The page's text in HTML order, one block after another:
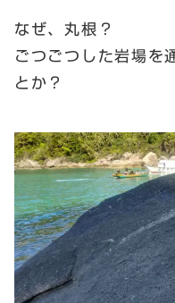
なぜ、丸根？
ごつごつした岩場を
とか？